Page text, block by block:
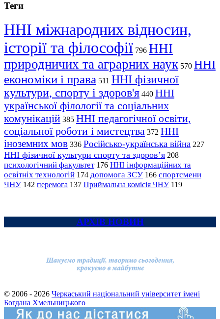
Теги
ННІ міжнародних відносин,
історії та філософії 796 ННІ
природничих та аграрних наук 570 ННІ
економіки і права 511 ННІ фізичної
культури, спорту і здоров'я 440 ННІ
української філології та соціальних
комунікацій 385 ННІ педагогічної освіти,
соціальної роботи і мистецтва 372 ННІ
іноземних мов 336 Російсько-українська війна 227
ННІ фізичної культури спорту та здоров’я 208
психологічний факультет 176 ННІ інформаційних та
освітніх технологій 174 допомога ЗСУ 166 спортсмени
ЧНУ 142 перемога 137 Приймальна комісія ЧНУ 119
АРХІВ НОВИН
© 2006 - 2026 Черкаський національний університет імені
Богдана Хмельницького